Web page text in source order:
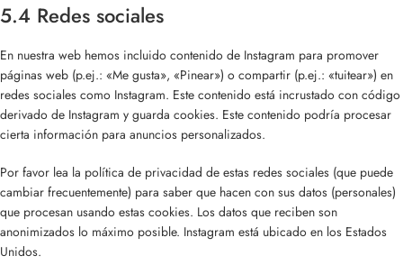
5.4 Redes sociales
En nuestra web hemos incluido contenido de Instagram para promover
páginas web (p.ej.: «Me gusta», «Pinear») o compartir (p.ej.: «tuitear») en
redes sociales como Instagram. Este contenido está incrustado con código
derivado de Instagram y guarda cookies. Este contenido podría procesar
cierta información para anuncios personalizados.
Por favor lea la política de privacidad de estas redes sociales (que puede
cambiar frecuentemente) para saber que hacen con sus datos (personales)
que procesan usando estas cookies. Los datos que reciben son
anonimizados lo máximo posible. Instagram está ubicado en los Estados
Unidos.